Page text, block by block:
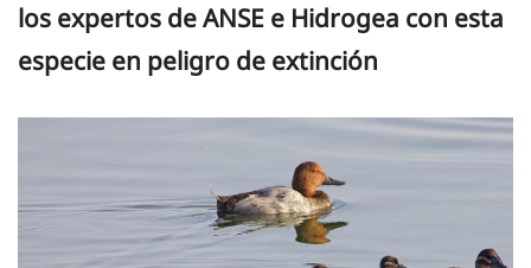
los expertos de ANSE e Hidrogea con esta
especie en peligro de extinción